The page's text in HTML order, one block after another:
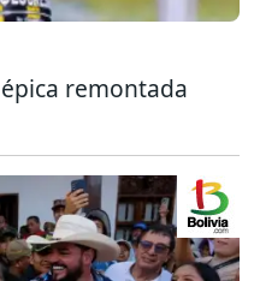
remontada